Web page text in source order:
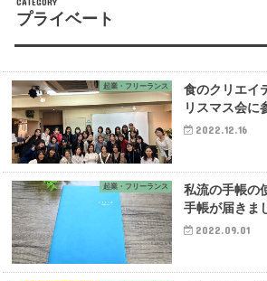
プライベート
起業・フリーランス
食のクリエイ
リスマス会に
2022.12.16
起業・フリーランス
私流の手帳の
手帳が届きま
2022.09.01